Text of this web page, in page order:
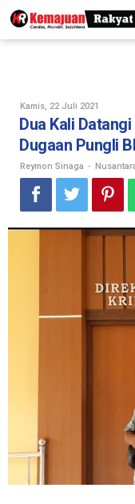
Skip
to
content
Kamis, 22 Juli 2021
Reymon
Sinaga
Dua Kali
Dugaan Pungli
Reymon Sinaga -